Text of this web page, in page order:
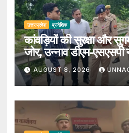
उत्तर प्रदेश प्रादेशिक
कांवड़ियों की सुरक्षा और
जोर, उन्नाव डीएम-एसएसपी
AUGUST 8, 2026